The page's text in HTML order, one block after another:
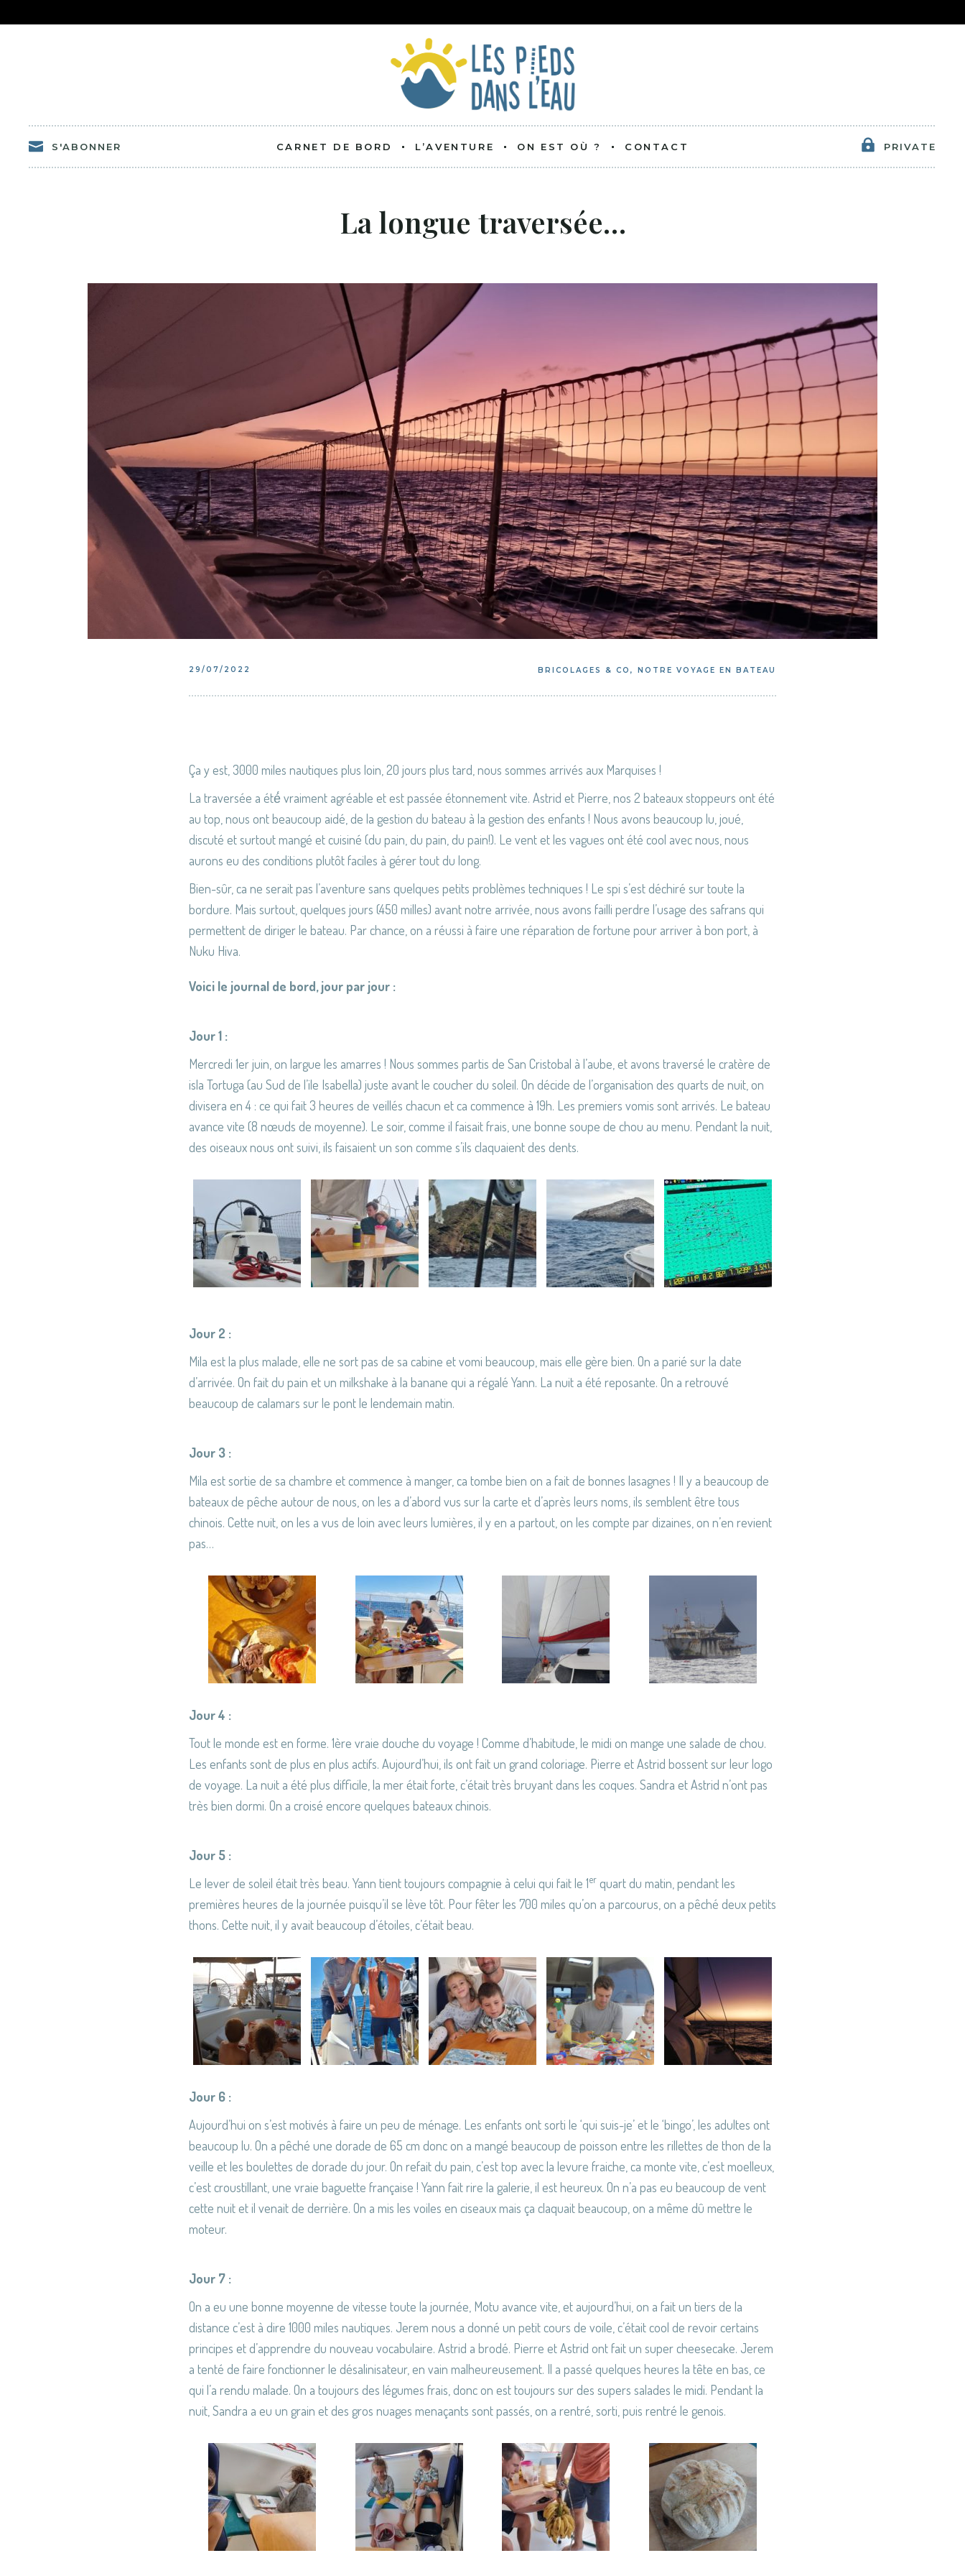
S'ABONNER CARNET DE BORD L’AVENTURE
LE BATEAU
ON EST OÙ ? CONTACT PRIVATE
La longue traversée…
29/07/2022 BRICOLAGES & CO , NOTRE VOYAGE EN BATEAU
Ça y est, 3000 miles nautiques plus loin, 20 jours plus tard, nous sommes arrivés aux Marquises !
La traversée a été́ vraiment agréable et est passée étonnement vite. Astrid et Pierre, nos 2 bateaux stoppeurs ont été
au top, nous ont beaucoup aidé, de la gestion du bateau à la gestion des enfants ! Nous avons beaucoup lu, joué,
discuté et surtout mangé et cuisiné (du pain, du pain, du pain!). Le vent et les vagues ont été cool avec nous, nous
aurons eu des conditions plutôt faciles à gérer tout du long.
Bien-sûr, ca ne serait pas l’aventure sans quelques petits problèmes techniques ! Le spi s’est déchiré sur toute la
bordure. Mais surtout, quelques jours (450 milles) avant notre arrivée, nous avons failli perdre l’usage des safrans qui
permettent de diriger le bateau. Par chance, on a réussi à faire une réparation de fortune pour arriver à bon port, à
Nuku Hiva.
Voici le journal de bord, jour par jour :
Jour 1 :
Mercredi 1er juin, on largue les amarres ! Nous sommes partis de San Cristobal à l’aube, et avons traversé le cratère de
isla Tortuga (au Sud de l’ile Isabella) juste avant le coucher du soleil. On décide de l’organisation des quarts de nuit, on
divisera en 4 : ce qui fait 3 heures de veillés chacun et ca commence à 19h. Les premiers vomis sont arrivés. Le bateau
avance vite (8 nœuds de moyenne). Le soir, comme il faisait frais, une bonne soupe de chou au menu. Pendant la nuit,
des oiseaux nous ont suivi, ils faisaient un son comme s’ils claquaient des dents.
Jour 2 :
Mila est la plus malade, elle ne sort pas de sa cabine et vomi beaucoup, mais elle gère bien. On a parié sur la date
d’arrivée. On fait du pain et un milkshake à la banane qui a régalé Yann. La nuit a été reposante. On a retrouvé
beaucoup de calamars sur le pont le lendemain matin.
Jour 3 :
Mila est sortie de sa chambre et commence à manger, ca tombe bien on a fait de bonnes lasagnes ! Il y a beaucoup de
bateaux de pêche autour de nous, on les a d’abord vus sur la carte et d’après leurs noms, ils semblent être tous
chinois. Cette nuit, on les a vus de loin avec leurs lumières, il y en a partout, on les compte par dizaines, on n’en revient
pas…
Jour 4 :
Tout le monde est en forme. 1ère vraie douche du voyage ! Comme d’habitude, le midi on mange une salade de chou.
Les enfants sont de plus en plus actifs. Aujourd’hui, ils ont fait un grand coloriage. Pierre et Astrid bossent sur leur logo
de voyage. La nuit a été plus difficile, la mer était forte, c’était très bruyant dans les coques. Sandra et Astrid n’ont pas
très bien dormi. On a croisé encore quelques bateaux chinois.
Jour 5 :
Le lever de soleil était très beau. Yann tient toujours compagnie à celui qui fait le 1erquart du matin, pendant les
premières heures de la journée puisqu’il se lève tôt. Pour fêter les 700 miles qu’on a parcourus, on a pêché deux petits
thons. Cette nuit, il y avait beaucoup d’étoiles, c’était beau.
Jour 6 :
Aujourd’hui on s’est motivés à faire un peu de ménage. Les enfants ont sorti le ‘qui suis-je’ et le ‘bingo’, les adultes ont
beaucoup lu. On a pêché une dorade de 65 cm donc on a mangé beaucoup de poisson entre les rillettes de thon de la
veille et les boulettes de dorade du jour. On refait du pain, c’est top avec la levure fraiche, ca monte vite, c’est moelleux,
c’est croustillant, une vraie baguette française ! Yann fait rire la galerie, il est heureux. On n’a pas eu beaucoup de vent
cette nuit et il venait de derrière. On a mis les voiles en ciseaux mais ça claquait beaucoup, on a même dû mettre le
moteur.
Jour 7 :
On a eu une bonne moyenne de vitesse toute la journée, Motu avance vite, et aujourd’hui, on a fait un tiers de la
distance c’est à dire 1000 miles nautiques. Jerem nous a donné un petit cours de voile, c’était cool de revoir certains
principes et d’apprendre du nouveau vocabulaire. Astrid a brodé. Pierre et Astrid ont fait un super cheesecake. Jerem
a tenté de faire fonctionner le désalinisateur, en vain malheureusement. Il a passé quelques heures la tête en bas, ce
qui l’a rendu malade. On a toujours des légumes frais, donc on est toujours sur des supers salades le midi. Pendant la
nuit, Sandra a eu un grain et des gros nuages menaçants sont passés, on a rentré, sorti, puis rentré le genois.